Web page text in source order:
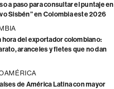
a paso para consultar el puntaje en
Sisbén” en Colombia este 2026
hora del exportador colombiano:
aranceles y fletes que no dan
de América Latina con mayor